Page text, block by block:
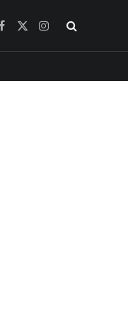
Facebook
X
Instagram